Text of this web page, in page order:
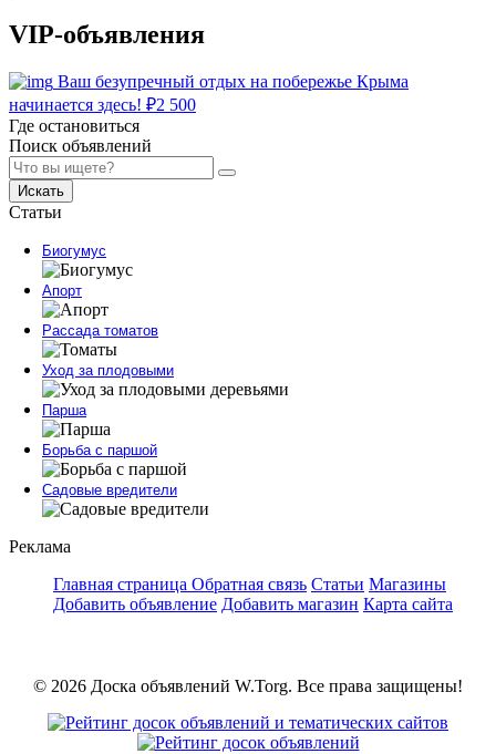
VIP-объявления
Ваш безупречный отдых на побережье Крыма
начинается здесь! ₽2 500
Где остановиться
Поиск объявлений
Искать
Статьи
Биогумус
Апорт
Рассада томатов
Уход за плодовыми
Парша
Борьба с паршой
Садовые вредители
Реклама
Главная страница Обратная связь Статьи Магазины
Добавить объявление Добавить магазин Карта сайта
© 2026 Доска объявлений W.Torg. Все права защищены!